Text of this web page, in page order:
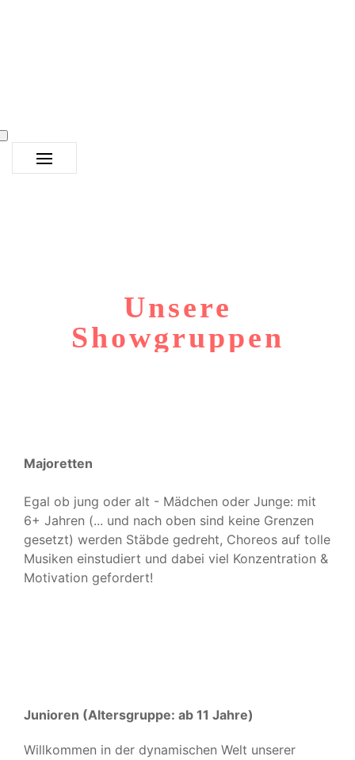
Unsere
Showgruppen
Majoretten
Egal ob jung oder alt - Mädchen oder Junge: mit
6+ Jahren (... und nach oben sind keine Grenzen
gesetzt) werden Stäbde gedreht, Choreos auf tolle
Musiken einstudiert und dabei viel Konzentration &
Motivation gefordert!
Junioren (Altersgruppe: ab 11 Jahre)
Willkommen in der dynamischen Welt unserer